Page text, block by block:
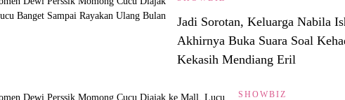
Jadi Sorotan, Keluarga Nabila
Akhirnya Buka Suara Soal
Kekasih Mendiang Eril
SHOWBIZ